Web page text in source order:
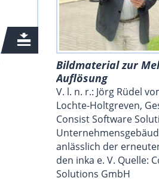
Bildmaterial zur
Auflösung
V. l. n. r.: Jörg Rüdel
Lochte-Holtgreven,
Consist Software
anlässlich der
den inka e. V. Quelle:
Solutions GmbH